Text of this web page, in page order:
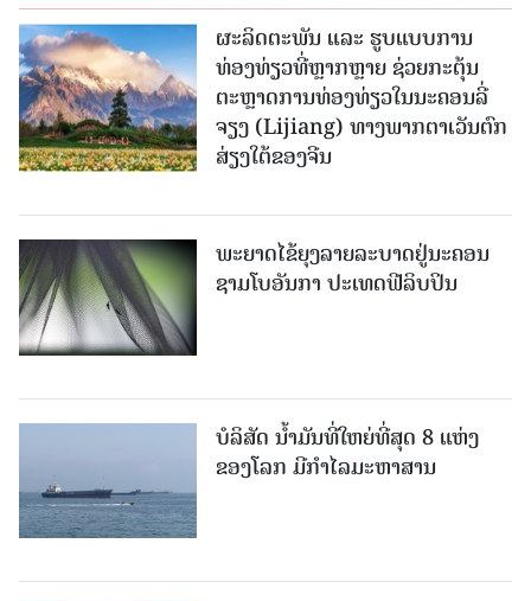
ຜະລິດຕະພັນ ແລະ ຮູບແບບການ
ທ່ອງທ່ຽວທີ່ຫຼາກຫຼາຍ ຊ່ວຍກະຕຸ້ນ
ຕະຫຼາດການທ່ອງທ່ຽວໃນນະຄອນລີ່
ຈຽງ (Lijiang) ທາງພາກຕາເວັນຕົກ
ສ່ຽງໃຕ້ຂອງຈີນ
ພະຍາດໄຂ້ຍຸງລາຍລະບາດຢູ່ນະຄອນ
ຊາມໂບ​ອັນກາ ປະເທດຟີລິບປິນ
ບໍລິສັດ ນ້ຳມັນທີ່ໃຫຍ່ທີ່ສຸດ 8 ແຫ່ງ
ຂອງໂລກ ມີກຳໄລມະຫາສານ